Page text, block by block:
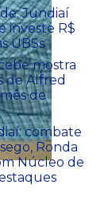
Jundiaí
investe R$
UBSs
mostra
de Alfred
de
combate
Ronda
Núcleo de